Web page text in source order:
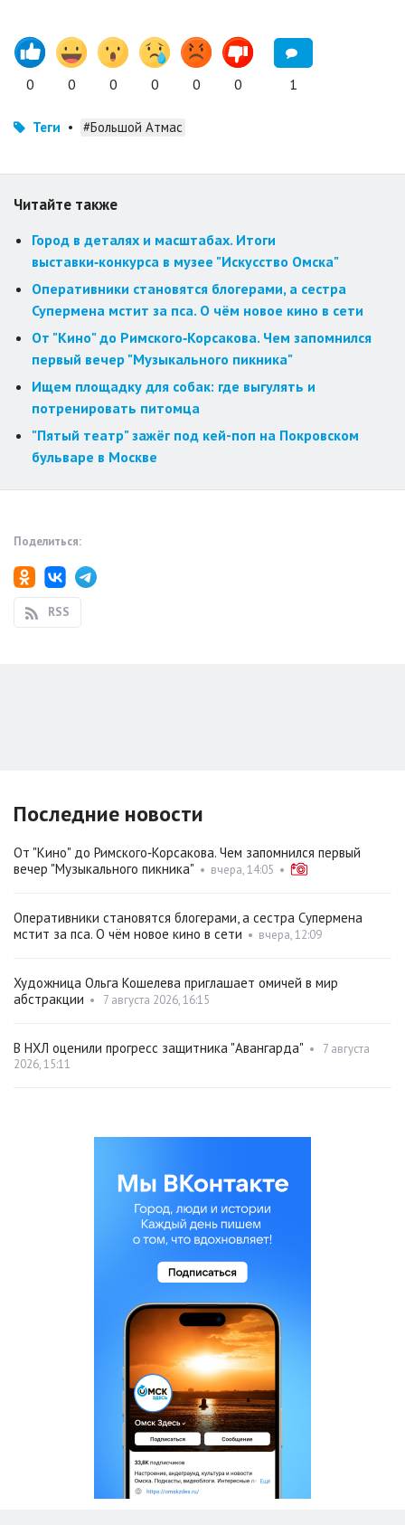
0 0 0 0 0 0 1
Теги • #Большой Атмас
Читайте также
Город в деталях и масштабах. Итоги
выставки‑конкурса в музее "Искусство Омска"
Оперативники становятся блогерами, а сестра
Супермена мстит за пса. О чём новое кино в сети
От "Кино" до Римского‑Корсакова. Чем запомнился
первый вечер "Музыкального пикника"
Ищем площадку для собак: где выгулять и
потренировать питомца
"Пятый театр" зажёг под кей-поп на Покровском
бульваре в Москве
Поделиться:
RSS
Последние новости
От "Кино" до Римского‑Корсакова. Чем запомнился первый
вечер "Музыкального пикника" • вчера, 14:05 •
Оперативники становятся блогерами, а сестра Супермена
мстит за пса. О чём новое кино в сети • вчера, 12:09
Художница Ольга Кошелева приглашает омичей в мир
абстракции • 7 августа 2026, 16:15
В НХЛ оценили прогресс защитника "Авангарда" •
7 августа
2026, 15:11